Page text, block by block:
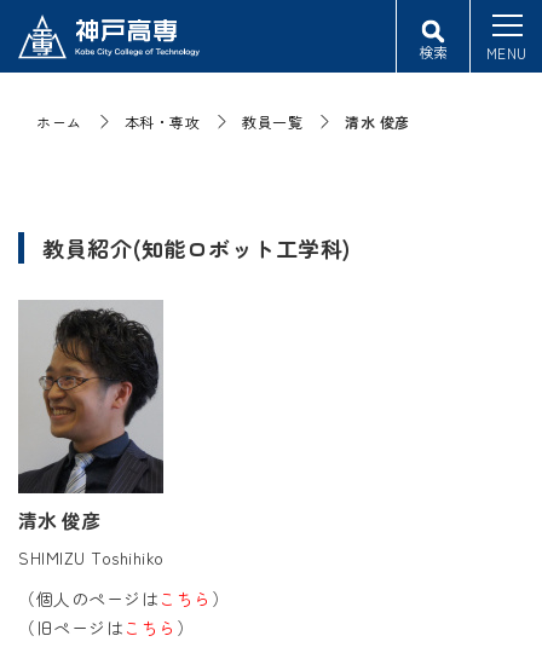
検索 MENU
ホーム 本科・専攻 教員一覧 清水 俊彦
教員紹介(知能ロボット工学科)
清水 俊彦
SHIMIZU Toshihiko
（個人のページは こちら ）
（旧ページは こちら ）